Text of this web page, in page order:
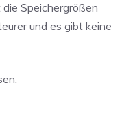
Speichergrößen
und es gibt keine